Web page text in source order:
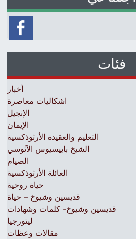
فئات
أخبار
اشكاليات معاصرة
الإنجيل
الإيمان
التعليم والعقيدة الأرثوذكسية
الشيخ باييسيوس الآثوسي
الصيام
العائلة الأرثوذكسية
حياة روحية
قديسين وشيوخ – حياة
قديسين وشيوخ- كلمات وشهادات
ليتورجيا
مقالات وعظات